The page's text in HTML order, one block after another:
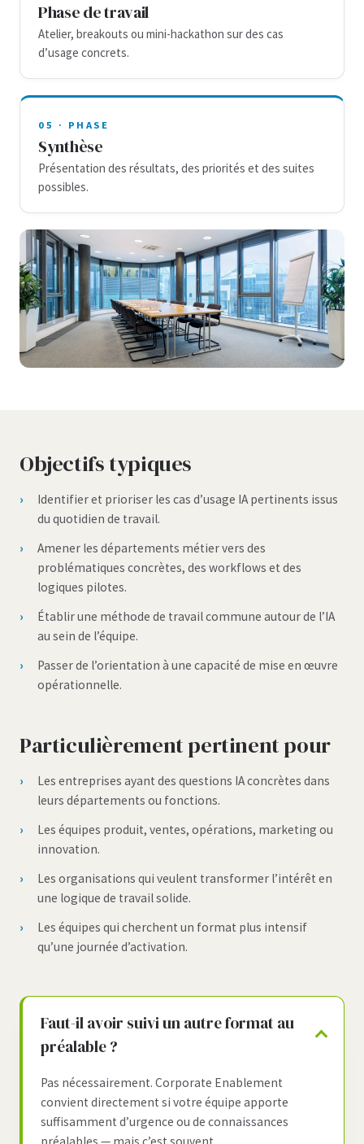
Phase de travail
Atelier, breakouts ou mini-hackathon sur des cas
d’usage concrets.
05 · PHASE
Synthèse
Présentation des résultats, des priorités et des suites
possibles.
Objectifs typiques
Identifier et prioriser les cas d’usage IA pertinents issus
du quotidien de travail.
Amener les départements métier vers des
problématiques concrètes, des workflows et des
logiques pilotes.
Établir une méthode de travail commune autour de l’IA
au sein de l’équipe.
Passer de l’orientation à une capacité de mise en œuvre
opérationnelle.
Particulièrement pertinent pour
Les entreprises ayant des questions IA concrètes dans
leurs départements ou fonctions.
Les équipes produit, ventes, opérations, marketing ou
innovation.
Les organisations qui veulent transformer l’intérêt en
une logique de travail solide.
Les équipes qui cherchent un format plus intensif
qu’une journée d’activation.
Faut-il avoir suivi un autre format au
préalable ?
Pas nécessairement. Corporate Enablement
convient directement si votre équipe apporte
suffisamment d’urgence ou de connaissances